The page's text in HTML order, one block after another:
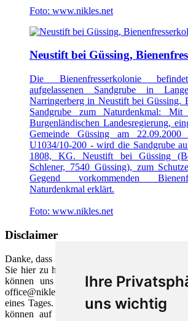
Ihre
uns wichtig
Foto: www.nikles.net
Neustift bei Güssing,
Die Bienenfresserkolonie
aufgelassenen Sandgrube in
Narringerberg in Neustift bei Güssing.
Sandgrube zum Naturdenkmal: Mit
Burgenländischen Landesregierung,
Gemeinde Güssing am
U1034/10-200 - wird die Sandgrube
1808, KG. Neustift bei Güssing
Schlener, 7540 Güssing), zum
Gegend vorkommenden
Naturdenkmal erklärt.
Foto: www.nikles.net
Disclaimer
Danke, dass Sie unsere Webseite ausgewählt
Sie hier zu haben und möchten unser
können uns gerne zu verschiedenen
office@nikles.net schreiben. Wir ant­worten in
eines Tages. Die meisten Bilddateien sind
können auf Anfrage kostenlos für eigene